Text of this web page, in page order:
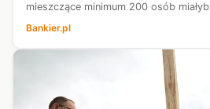
mieszczące minimum 200 osób
w ośmiu województwach.
Bankier.pl